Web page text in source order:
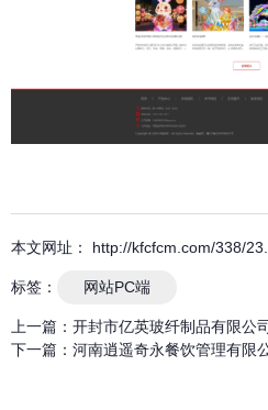
本文网址： http://kfcfcm.com/338/
标签： 网站PC端
上一篇： 开封市亿英玻纤制品有限公司
下一篇： 河南逍遥奇永餐饮管理有限